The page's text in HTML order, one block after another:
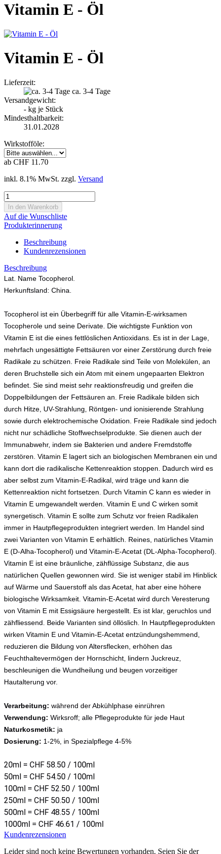
Vitamin E - Öl
Vitamin E - Öl
Lieferzeit:
ca. 3-4 Tage
Versandgewicht:
- kg je Stück
Mindesthaltbarkeit:
31.01.2028
Wirkstofföle:
ab CHF 11.70
inkl. 8.1% MwSt. zzgl. Versand
Auf die Wunschliste
Produkterinnerung
Beschreibung
Kundenrezensionen
Beschreibung
Lat. Name Tocopherol.
Herkunftsland: China.
Tocopherol ist ein Überbegriff für alle Vitamin-E-wirksamen
Tocopherole und seine Derivate. Die wichtigste Funktion von
Vitamin E ist die eines fettlöslichen Antioxidans. Es ist in der Lage,
mehrfach ungesättigte Fettsäuren vor einer Zerstörung durch freie
Radikale zu schützen. Freie Radikale sind Teile von Molekülen, an
deren Bruchstelle sich ein Atom mit einem ungepaarten Elektron
befindet. Sie sind meist sehr reaktionsfreudig und greifen die
Doppelbildungen der Fettsäuren an. Freie Radikale bilden sich
durch Hitze, UV-Strahlung, Röntgen- und ionisierende Strahlung
sowie durch elektrochemische Oxidation. Freie Radikale sind jedoch
nicht nur schädliche Stoffwechselprodukte. Sie dienen auch der
Immunabwehr, indem sie Bakterien und andere Fremdstoffe
zerstören. Vitamin E lagert sich an biologischen Membranen ein und
kann dort die radikalische Kettenreaktion stoppen. Dadurch wird es
aber selbst zum Vitamin-E-Radikal, wird träge und kann die
Kettenreaktion nicht fortsetzen. Durch Vitamin C kann es wieder in
Vitamin E umgewandelt werden. Vitamin E und C wirken somit
synergetisch. Vitamin E sollte zum Schutz vor freien Radikalen
immer in Hautpflegeprodukten integriert werden. Im Handel sind
zwei Varianten von Vitamin E erhältlich. Reines, natürliches Vitamin
E (D-Alha-Tocopherol) und Vitamin-E-Acetat (DL-Alpha-Tocopherol).
Vitamin E ist eine bräunliche, zähflüssige Substanz, die aus
natürlichen Quellen gewonnen wird. Sie ist weniger stabil im Hinblick
auf Wärme und Sauerstoff als das Acetat, hat aber eine höhere
biologische Wirksamkeit. Vitamin-E-Acetat wird durch Veresterung
von Vitamin E mit Essigsäure hergestellt. Es ist klar, geruchlos und
zähfliessend. Beide Varianten sind öllöslich. In Hautpflegeprodukten
wirken Vitamin E und Vitamin-E-Acetat entzündungshemmend,
reduzieren die Bildung von Altersflecken, erhöhen das
Feuchthaltevermögen der Hornschicht, lindern Juckreuz,
beschleunigen die Wundheilung und beugen vorzeitiger
Hautalterung vor.
Verarbeitung: während der Abkühlphase einrühren
Verwendung: Wirksroff; alle Pflegeprodukte für jede Haut
Naturkosmetik: ja
Dosierung: 1-2%, in Spezialpflege 4-5%
20ml = CHF 58.50 / 100ml
50ml = CHF 54.50 / 100ml
100ml = CHF 52.50 / 100ml
250ml = CHF 50.50 / 100ml
500ml = CHF 48.55 / 100ml
1000ml = CHF 46.61 / 100ml
Kundenrezensionen
Leider sind noch keine Bewertungen vorhanden. Seien Sie der